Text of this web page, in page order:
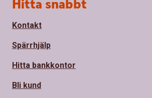
Hitta snabbt
Kontakt
Spärrhjälp
Hitta bankkontor
Bli kund